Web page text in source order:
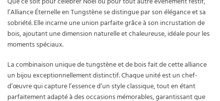
l’Alliance Éternelle en Tungstène se distingue par son élégance et sa
sobriété. Elle incarne une union parfaite grâce à son incrustation de
bois, ajoutant une dimension naturelle et chaleureuse, idéale pour les
moments spéciaux.
La combinaison unique de tungstène et de bois fait de cette alliance
un bijou exceptionnellement distinctif. Chaque unité est un chef-
d’œuvre qui capture l’essence d’un style classique, tout en étant
parfaitement adapté à des occasions mémorables, garantissant que